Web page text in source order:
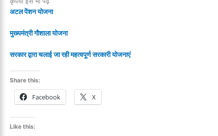
अटल पेंशन योजना
मुख्यमंत्री गौशाला योजना
सरकार द्वारा चलाई जा रही महत्वपूर्ण सरकारी योजनाएं
Share this:
Facebook X
Like this: